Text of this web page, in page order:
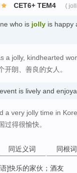
CET6+ TEM4 (
who is jolly is happy
a jolly, kindhearted
开朗、善良的女人。
event is lively and
a very jolly time in
过得很愉快。
同近义词 同根词
]快乐的家伙；酒友